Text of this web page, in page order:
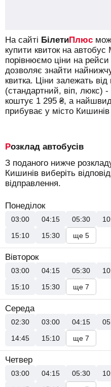
На сайті БілетиПлюс
купити квиток на
порівнюємо ціни на рейси
дозволяє знайти
квитка. Ціни залежать
(стандартний, віп, люкс)
коштує 1 295 ₴, а
прибуває у місто
Розклад автобусів
З поданого нижче
Кишинів виберіть
відправлення.
Понеділок
03:00 04:15 05:30
15:10
15:30 ще 5
Вівторок
03:00 04:15 05:30
15:10
15:30 ще 7
Середа
02:30 03:00 04:15
14:45
15:10 ще 7
Четвер
03:00 04:15 05:30